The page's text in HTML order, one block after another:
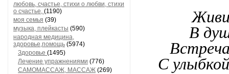
любовь, счастье, стихи о любви, стихи
о счастье, (1190)
моя семья (39)
музыка, плейкасты (590)
народная медицина,
здоровье,помощь (5974)
Здоровье (1495)
Лечение упражнениями (776)
САМОМАССАЖ, МАССАЖ (269)
В
С